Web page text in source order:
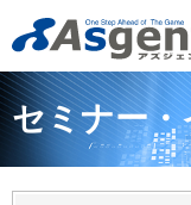
セミナー